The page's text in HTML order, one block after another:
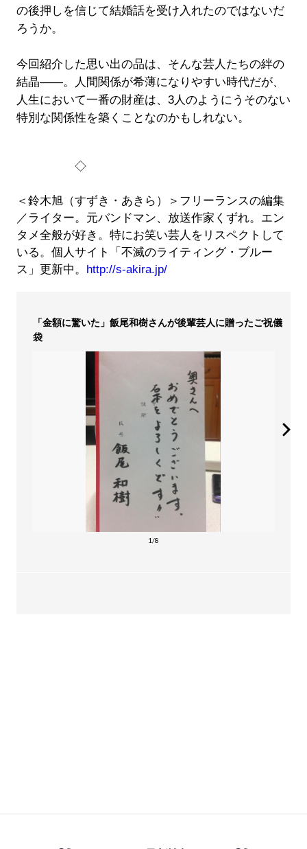
の後押しを信じて結婚話を受け入れたのではないだ
ろうか。
今回紹介した思い出の品は、そんな芸人たちの絆の
結晶――。人間関係が希薄になりやすい時代だが、
人生において一番の財産は、3人のようにうそのない
特別な関係性を築くことなのかもしれない。
◇
＜鈴木旭（すずき・あきら）＞フリーランスの編集
／ライター。元バンドマン、放送作家くずれ。エン
タメ全般が好き。特にお笑い芸人をリスペクトして
いる。個人サイト「不滅のライティング・ブルー
ス」更新中。 http://s-akira.jp/
「金額に驚いた」飯尾和樹さんが後輩芸人に贈ったご祝儀
袋
1/8